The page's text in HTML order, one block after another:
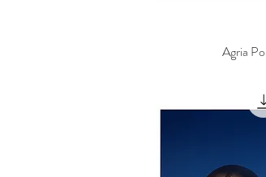
Γρήγορη
Agria